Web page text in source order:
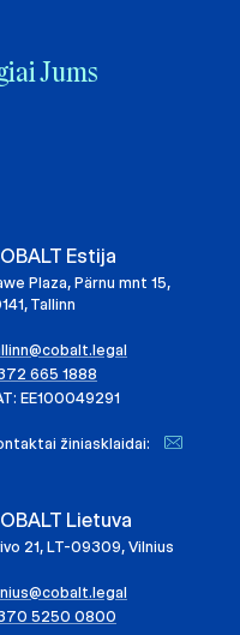
Jums
Estija
Plaza, Pärnu mnt 15,
Tallinn
665 1888
EE100049291
žiniasklaidai:
Lietuva
21, LT-09309, Vilnius
5250 0800